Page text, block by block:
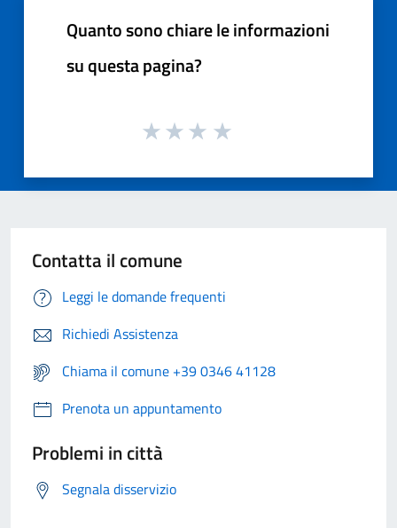
Quanto sono chiare le informazioni
su questa pagina?
Contatta il comune
Leggi le domande frequenti
Richiedi Assistenza
Chiama il comune +39 0346 41128
Prenota un appuntamento
Problemi in città
Segnala disservizio